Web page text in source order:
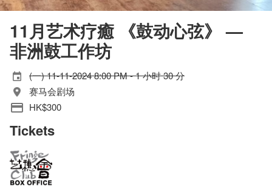
11月艺术疗癒 《鼓动心弦》 —
非洲鼓工作坊
(一) 11-11-2024 8:00 PM - 1 小时 30 分
赛马会剧场
HK$300
Tickets